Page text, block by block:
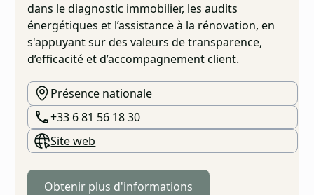
dans le diagnostic immobilier, les audits
énergétiques et l’assistance à la rénovation, en
s'appuyant sur des valeurs de transparence,
d’efficacité et d’accompagnement client.
Présence nationale
+33 6 81 56 18 30
Site web
Obtenir plus d'informations